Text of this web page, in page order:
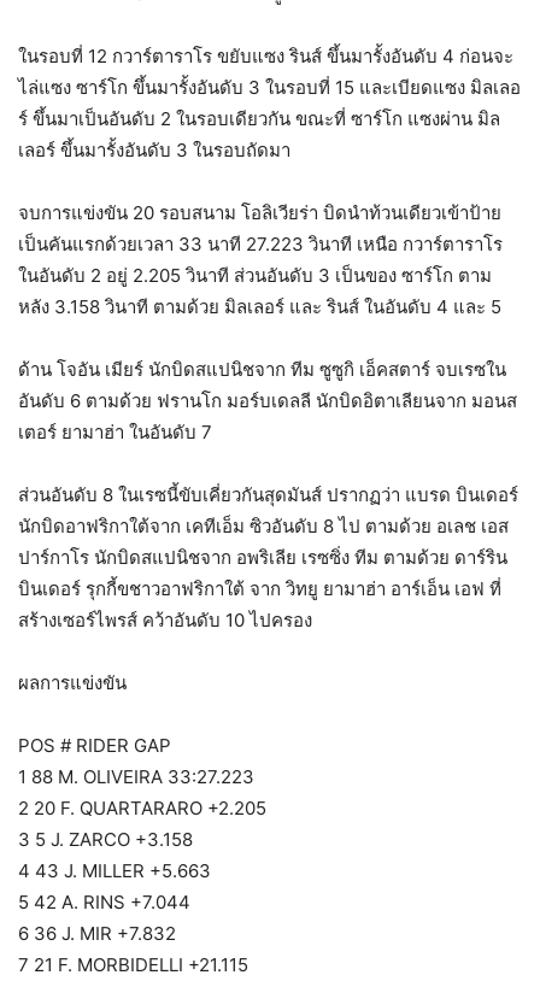
ในรอบที่ 12 กวาร์ตาราโร ขยับแซง รินส์ ขึ้นมารั้งอันดับ 4 ก่อนจะ
ไล่แซง ซาร์โก ขึ้นมารั้งอันดับ 3 ในรอบที่ 15 และเบียดแซง มิลเลอ
ร์ ขึ้นมาเป็นอันดับ 2 ในรอบเดียวกัน ขณะที่ ซาร์โก แซงผ่าน มิล
เลอร์ ขึ้นมารั้งอันดับ 3 ในรอบถัดมา
จบการแข่งขัน 20 รอบสนาม โอลิเวียร่า บิดนำท้วนเดียวเข้าป้าย
เป็นคันแรกด้วยเวลา 33 นาที 27.223 วินาที เหนือ กวาร์ตาราโร
ในอันดับ 2 อยู่ 2.205 วินาที ส่วนอันดับ 3 เป็นของ ซาร์โก ตาม
หลัง 3.158 วินาที ตามด้วย มิลเลอร์ และ รินส์ ในอันดับ 4 และ 5
ด้าน โจอัน เมียร์ นักบิดสแปนิชจาก ทีม ซูซูกิ เอ็คสตาร์ จบเรซใน
อันดับ 6 ตามด้วย ฟรานโก มอร์บเดลลี นักบิดอิตาเลียนจาก มอนส
เตอร์ ยามาฮ่า ในอันดับ 7
ส่วนอันดับ 8 ในเรซนี้ขับเคี่ยวกันสุดมันส์ ปรากฏว่า แบรด บินเดอร์
นักบิดอาฟริกาใต้จาก เคทีเอ็ม ซิวอันดับ 8 ไป ตามด้วย อเลช เอส
ปาร์กาโร นักบิดสแปนิชจาก อพริเลีย เรซซิ่ง ทีม ตามด้วย ดาร์ริน
บินเดอร์ รุกกี้ขชาวอาฟริกาใต้ จาก วิทยู ยามาฮ่า อาร์เอ็น เอฟ ที่
สร้างเซอร์ไพรส์ คว้าอันดับ 10 ไปครอง
ผลการแข่งขัน
POS # RIDER GAP
1 88 M. OLIVEIRA 33:27.223
2 20 F. QUARTARARO +2.205
3 5 J. ZARCO +3.158
4 43 J. MILLER +5.663
5 42 A. RINS +7.044
6 36 J. MIR +7.832
7 21 F. MORBIDELLI +21.115